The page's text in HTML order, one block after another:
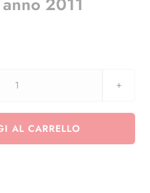
Agg.
anno
AL CARRELLO